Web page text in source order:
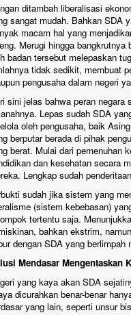
ditambah liberalisasi
sangat mudah. Bahkan SDA
macam hal yang
Merugi hingga
badan tersebut melepaskan
tidak sedikit, membuat
pengusaha dalam negeri
sini jelas bahwa peran
Lepas sudah SDA
oleh pengusaha, baik
berputar berada di pihak
berat. Mulai dari pemenuhan
dan kesehatan secara
Lengkap sudah
sudah jika sistem yang
(sistem kebebasan)
tertentu saja.
bahkan ekstrim,
dengan SDA yang
Mendasar Mengentaskan
yang kaya akan SDA
dicurahkan benar-benar
yang lain, seperti unsur